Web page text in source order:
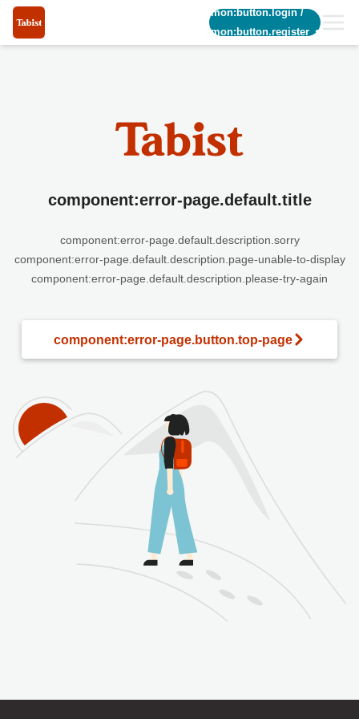
common:button.login/
common:button.register_short
component:error-page.default.title
component:error-page.default.description.sorry
component:error-page.default.description.page-unable-to-display
component:error-page.default.description.please-try-again
component:error-page.button.top-page